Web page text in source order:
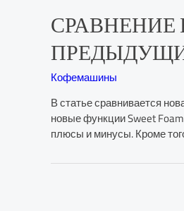
СРАВНЕНИЕ
Кофемашины
В статье сравнивается
новые функции Sweet
плюсы и минусы. Кроме